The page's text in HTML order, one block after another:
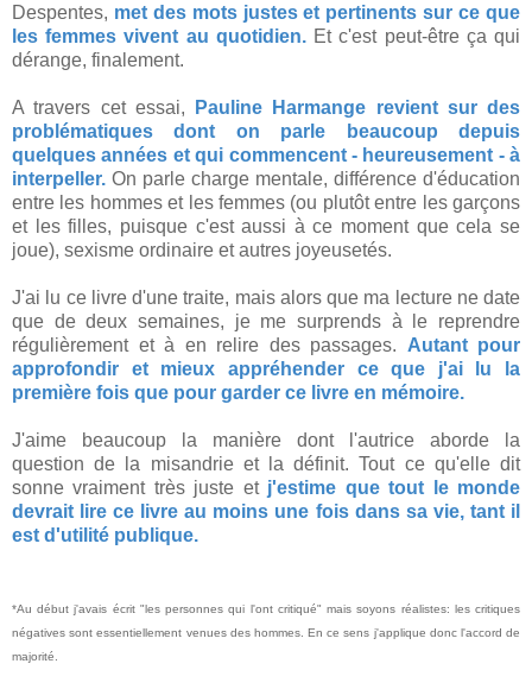
Despentes, met des mots justes et pertinents sur ce que
les femmes vivent au quotidien.Et c'est peut-être ça qui
dérange, finalement.
A travers cet essai,
Pauline Harmange revient sur des
problématiques dont on parle beaucoup depuis
quelques années et qui commencent - heureusement - à
interpeller. On parle charge mentale, différence d'éducation
entre les hommes et les femmes (ou plutôt entre les garçons
et les filles, puisque c'est aussi à ce moment que cela se
joue), sexisme ordinaire et autres joyeusetés.
J'ai lu ce livre d'une traite, mais alors que ma lecture ne date
que de deux semaines, je me surprends à le reprendre
régulièrement et à en relire des passages. Autant pour
approfondir et mieux appréhender ce que j'ai lu la
première fois que pour garder ce livre en mémoire.
J'aime beaucoup la manière dont l'autrice aborde la
question de la misandrie et la définit. Tout ce qu'elle dit
sonne vraiment très juste et j'estime que tout le monde
devrait lire ce livre au moins une fois dans sa vie, tant il
est d'utilité publique.
*Au début j'avais écrit "les personnes qui l'ont critiqué" mais soyons réalistes: les critiques
négatives sont essentiellement venues des hommes. En ce sens j'applique donc l'accord de
majorité.